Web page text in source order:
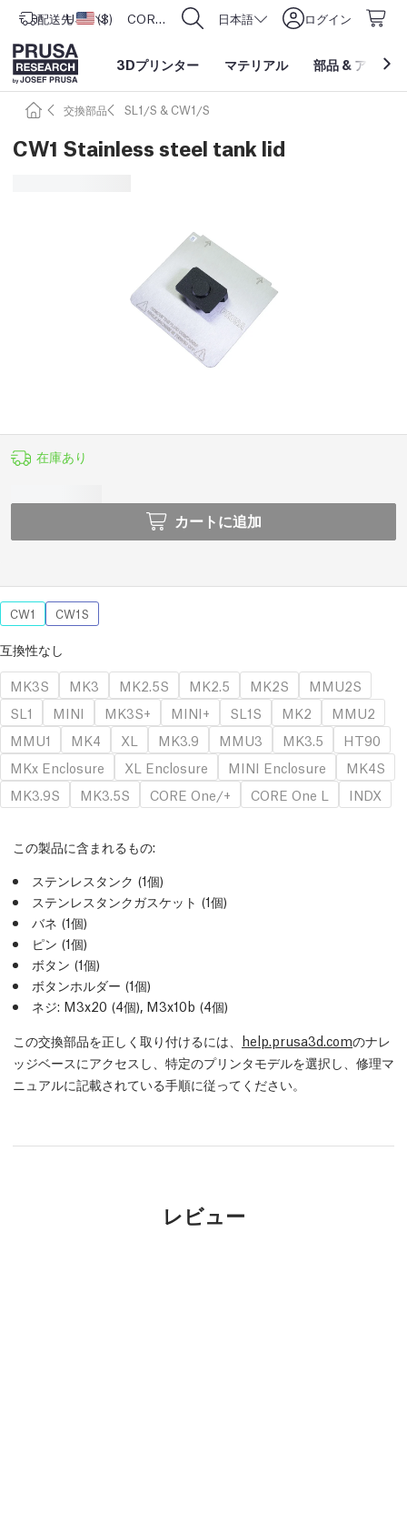
配送先 アメリカ合衆国
USD ($) CORE One L: Now In Stock! 日本語 ログイン
3Dプリンター マテリアル 部品 & アクセ
交換部品 SL1/S & CW1/S
CW1 Stainless steel tank lid
在庫あり
カートに追加
CW1 CW1S
互換性なし
MK3S
MK3 MK2.5S MK2.5 MK2S
MMU2S
SL1
MINI MK3S+ MINI+ SL1S MK2
MMU2
MMU1
MK4 XL MK3.9 MMU3 MK3.5
HT90
MKx Enclosure
XL Enclosure MINI Enclosure
MK4S
MK3.9S
MK3.5S CORE One/+ CORE One L INDX
この製品に含まれるもの:
ステンレスタンク (1個)
ステンレスタンクガスケット (1個)
バネ (1個)
ピン (1個)
ボタン (1個)
ボタンホルダー (1個)
ネジ: M3x20 (4個), M3x10b (4個)
この交換部品を正しく取り付けるには、 help.prusa3d.comのナレ
ッジベースにアクセスし、特定のプリンタモデルを選択し、修理マ
ニュアルに記載されている手順に従ってください。
レビュー